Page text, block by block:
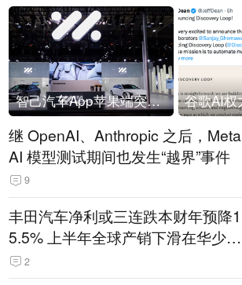
智己汽车App苹果端突然“下架”
继 OpenAI、Anthropic 之后，Meta
AI 模型测试期间也发生“越界”事件
9
丰田汽车净利或三连跌本财年预降1
5.5% 上半年全球产销下滑在华少卖
14.3万辆
2